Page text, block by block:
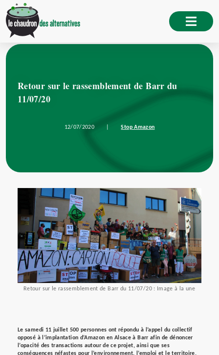
Retour sur le rassemblement de Barr du
11/07/20
12/07/2020 Stop Amazon
Retour sur le rassemblement de Barr du 11/07/20 : Image à la une
Le samedi 11 juillet 500 personnes ont répondu à l’appel du collectif
opposé à l’implantation d’Amazon en Alsace à Barr afin de dénoncer
l’opacité des transactions autour de ce projet, ainsi que ses
conséquences néfastes pour l’environnement, l’emploi et le territoire.